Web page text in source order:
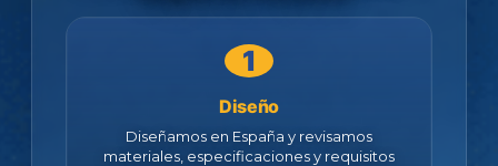
Diseño
Diseñamos en España y revisamos
materiales, especificaciones y requisitos